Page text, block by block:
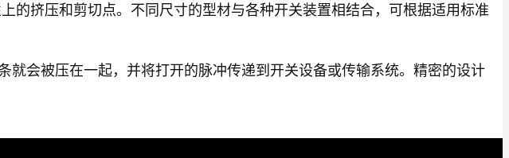
的挤压和剪切点。不同尺寸的型材与各种开关装置相结合，可根据适用标准
会被压在一起，并将打开的脉冲传递到开关设备或传输系统。精密的设计